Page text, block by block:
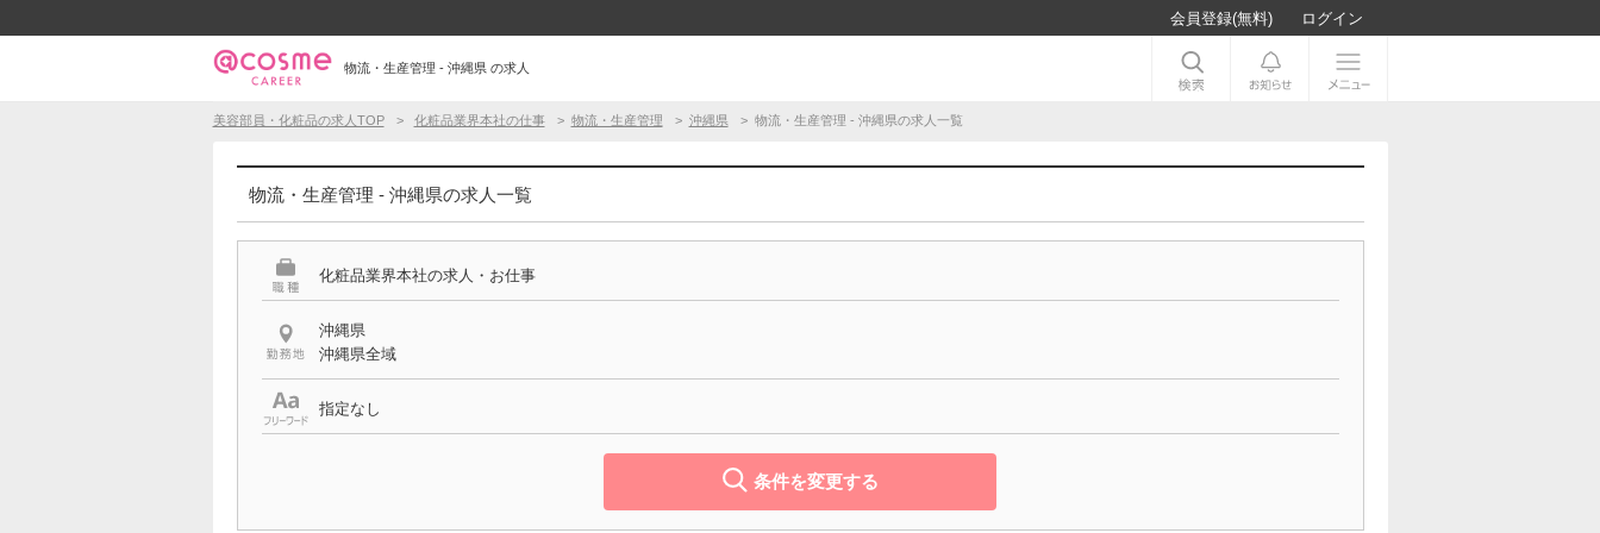
会員登録(無料) ログイン
物流・生産管理 - 沖縄県 の求人
美容部員・化粧品の求人TOP 化粧品業界本社の仕事 物流・生産管理 沖縄県 物流・生産管理 - 沖縄県の求人一覧
物流・生産管理 - 沖縄県の求人一覧
化粧品業界本社の求人・お仕事
沖縄県
沖縄県全域
指定なし
条件を変更する